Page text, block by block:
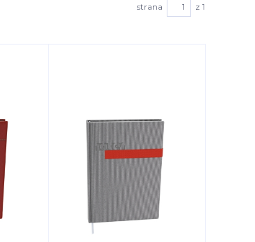
strana z 1